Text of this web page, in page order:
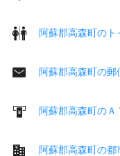
阿蘇郡高森町のト
阿蘇郡高森町の郵
阿蘇郡高森町のＡ
阿蘇郡高森町の都